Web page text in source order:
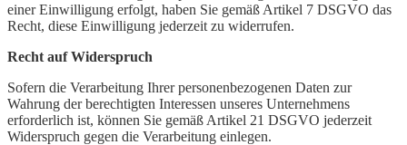
einer Einwilligung erfolgt, haben Sie gemäß Artikel 7 DSGVO das
Recht, diese Einwilligung jederzeit zu widerrufen.
Recht auf Widerspruch
Sofern die Verarbeitung Ihrer personenbezogenen Daten zur
Wahrung der berechtigten Interessen unseres Unternehmens
erforderlich ist, können Sie gemäß Artikel 21 DSGVO jederzeit
Widerspruch gegen die Verarbeitung einlegen.